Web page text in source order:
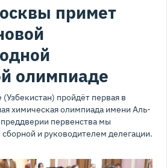
примет
олимпиаде
пройдёт первая в
химическая олимпиада имени Аль-
первенства мы
и руководителем делегации.